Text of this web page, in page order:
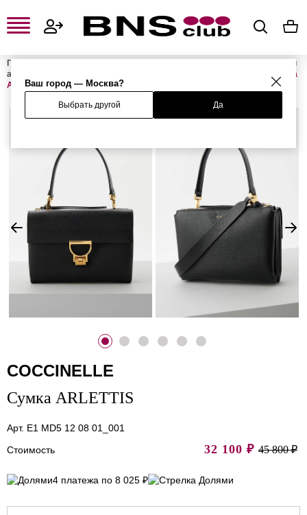
Ваш город — Москва?
Выбрать другой Да
Главная
Женские сумки и
аксессуары
Сумка
ARLETTIS
COCCINELLE
Сумка ARLETTIS
Арт. E1 MD5 12 08 01_001
Стоимость
32 100 ₽ 45 800 ₽
4 платежа по 8 025 ₽